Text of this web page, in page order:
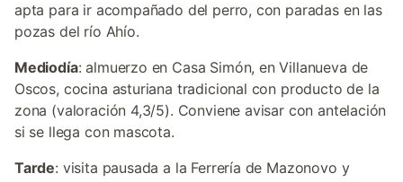
apta para ir acompañado del perro, con paradas en las
pozas del río Ahío.
Mediodía: almuerzo en Casa Simón, en Villanueva de
Oscos, cocina asturiana tradicional con producto de la
zona (valoración 4,3/5). Conviene avisar con antelación
si se llega con mascota.
Tarde: visita pausada a la Ferrería de Mazonovo y